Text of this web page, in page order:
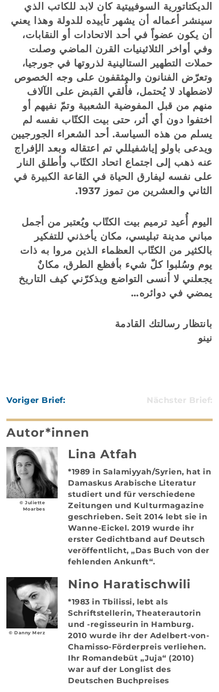
الديكتاتورية السوفييتية كان لابد للكاتب الذي
سينشر أعماله أن يشهر تأييده للدولة وهذا يعني
أن يكون عضواً في أحد الاتحادات أو النقابات،
وفي أواخر الثلاثينيات القرن الماضي وصلت
حملات التطهير الستالينية لذروتها في جورجيا،
وتعرّض الفنانون والمثقفون على وجه الخصوص
لاضطهاد لا يُحتمل، فأُلقي القبض على الآلاف
منهم من قبل المفوضية الشعبية وتمّ نفيهم أو
اختفوا دون أي أثر، حتى بيت الكتّاب نفسه لم
يسلم من هذه السياسة. أحد الشعراء الجورجيين
ويدعى باولو إياشفيللي تم اعتقاله وبعد الإفراج
عنه ذهب إلى اجتماع اتحاد الكتّاب وأطلق النار
على نفسه ليفارق الحياة في القاعة الكبيرة في
الثاني والعشرين من تموز 1937.
اليوم أُعيد ترميم بيت الكتّاب ويُعتبر من أجمل
مباني مدينة تبليسي، مكان يأخذني للتفكير
بالكثير من الكتّاب العظماء الذين مروا به ذات
يوم وسُلبوا كلّ شيء بأفظع الطرق، مكانٌ
يجعلني لا أنسى التواضع ويذكرّني كيف التاريخ
يمضي في دوائره…
بانتظار رسالتك القادمة
نينو
Voriger Brief: Nächster Brief:
Autor*innen
© Juliette
Moarbes
Lina Atfah
*1989 in Salamiyyah/Syrien, hat in
Damaskus Arabische Literatur
studiert und für verschiedene
Zeitungen und Kulturmagazine
geschrieben. Seit 2014 lebt sie in
Wanne-Eickel. 2019 wurde ihr
erster Gedichtband auf Deutsch
veröffentlicht, „Das Buch von der
fehlenden Ankunft“.
© Danny Merz
Nino Haratischwili
*1983 in Tbilissi, lebt als
Schriftstellerin, Theaterautorin
und -regisseurin in Hamburg.
2010 wurde ihr der Adelbert-von-
Chamisso-Förderpreis verliehen.
Ihr Romandebüt „Juja“ (2010)
war auf der Longlist des
Deutschen Buchpreises